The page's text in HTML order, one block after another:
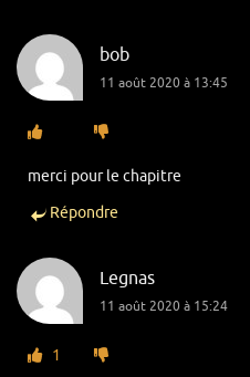
bob
11 août 2020 à 13:45
merci pour le chapitre
Répondre
Legnas
11 août 2020 à 15:24
1